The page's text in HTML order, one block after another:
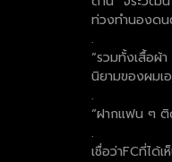
ท่วงทำนองดน
.
“รวมทั้งเสื้อผ้
นิยามของผมเ
.
“ฝากแฟน ๆ ติ
.
เชื่อว่าFCที่ได้